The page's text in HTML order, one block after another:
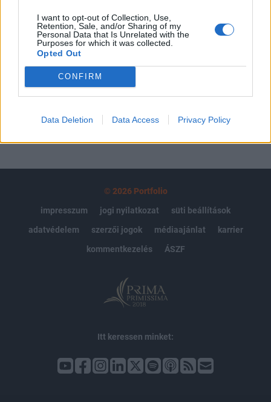
I want to opt-out of Collection, Use,
Retention, Sale, and/or Sharing of my
Personal Data that Is Unrelated with the
Purposes for which it was collected.
Opted Out
CONFIRM
Data Deletion Data Access Privacy Policy
kötéslistái
MÁR ELŐFIZETŐNK VAGY?BEJELENTKEZÉS
© 2026 Portfolio
impresszum
jogi nyilatkozat
süti beállítások
adatvédelem
szerzői jogok médiaajánlat
karrier
kommentkezelés
ÁSZF
Itt keressen minket: